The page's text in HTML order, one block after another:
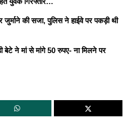
की सजा, पुलिस ने हाईवे पर पकड़ी थी
बेटे ने मां से मांगे 50 रुपए- ना मिलने पर